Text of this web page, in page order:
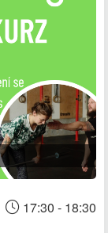
17:30 - 18:30